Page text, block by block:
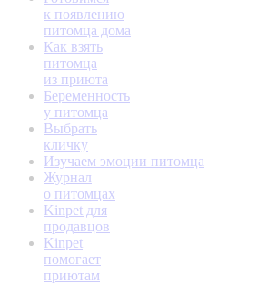
к появлению
питомца дома
Как взять
питомца
из приюта
Беременность
у питомца
Выбрать
кличку
Изучаем эмоции питомца
Журнал
о питомцах
Kinpet для
продавцов
Kinpet
помогает
приютам